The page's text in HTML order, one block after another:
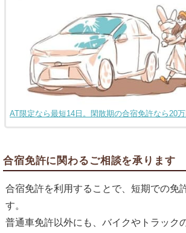
AT限定なら最短14日。閑散期の合宿免許なら20
合宿免許に関わるご相談を承ります
合宿免許を利用することで、短期での免
す。
普通車免許以外にも、バイクやトラック